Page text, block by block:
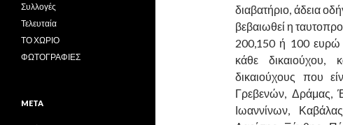
διαβατήριο, άδεια
βεβαιωθεί η
200,150 ή 100 ευρώ
κάθε δικαιούχου,
δικαιούχους που
Γρεβενών, Δράμας,
Ιωαννίνων,
Συλλογές
Τελευταία
ΤΟ ΧΩΡΙΟ
ΦΩΤΟΓΡΑΦΙΕΣ
META